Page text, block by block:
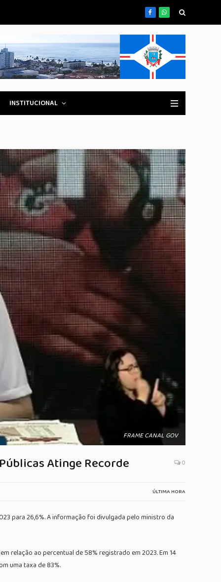
FacebookWhatsApp
INSTITUCIONAL
FRAME CANAL GOV
Atinge Recorde 0
ÚLTIMA HORA
para 26,6%. A informação foi divulgada pelo ministro da
relação ao percentual de 58% registrado em 2023. Em 14
uma taxa de 83%.